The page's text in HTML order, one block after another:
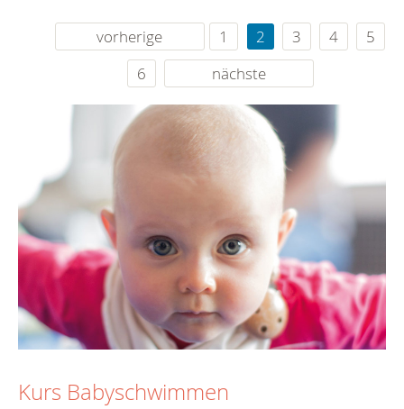
vorherige 1 2 3 4
5
6
nächste
Kurs Babyschwimmen